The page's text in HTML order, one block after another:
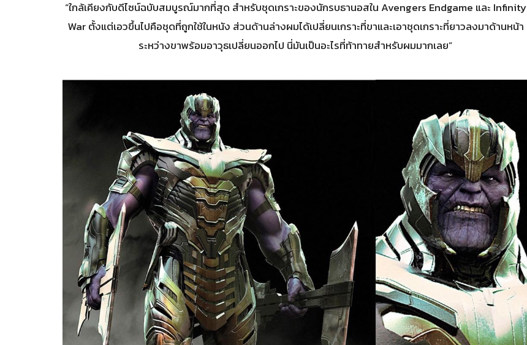
“ใกล้เคียงกับดีไซน์ฉบับสมบูรณ์มากที่สุด สำหรับชุดเกราะของนักรบธานอสใน Avengers Endgame และ Infinity
War ตั้งแต่เอวขึ้นไปคือชุดที่ถูกใช้ในหนัง ส่วนด้านล่างผมได้เปลี่ยนเกราะที่ขาและเอาชุดเกราะที่ยาวลงมาด้านหน้า
ระหว่างขาพร้อมอาวุธเปลี่ยนออกไป นี่มันเป็นอะไรที่ท้าทายสำหรับผมมากเลย”